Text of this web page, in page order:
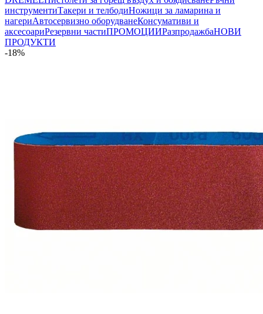
инструментиТакери и телбодиНожици за ламарина и
нагериАвтосервизно оборудванеКонсумативи и
аксесоариРезервни частиПРОМОЦИИРазпродажбаНОВИ
ПРОДУКТИ
-18%